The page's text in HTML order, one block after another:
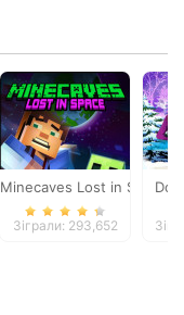
Minecaves Lost in Space
Зіграли: 293,652